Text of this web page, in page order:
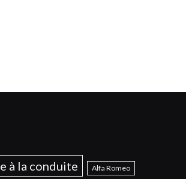
à la conduite Alfa Romeo